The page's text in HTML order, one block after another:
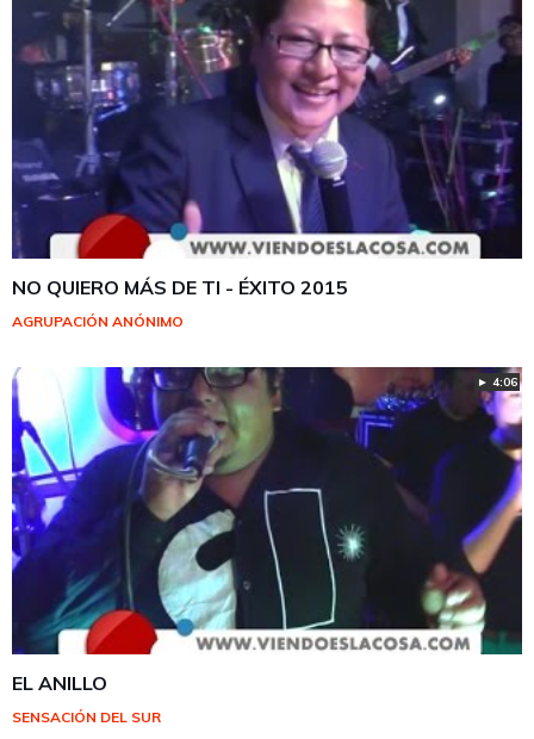
NO QUIERO MÁS DE TI - ÉXITO 2015
AGRUPACIÓN ANÓNIMO
► 4:06
EL ANILLO
SENSACIÓN DEL SUR